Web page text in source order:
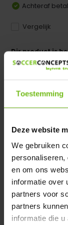
Toestemming
Deze website
We gebruiken
en om ons
informatie over
partners voor
partners
informatie die
Achteraf
Vergelijk
Dir product is
We helpen u
Verstuur
Specificaties
Reviews